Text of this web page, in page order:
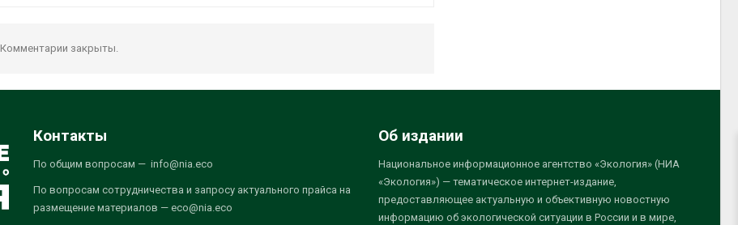
Комментарии закрыты.
Контакты
По общим вопросам — info@nia.eco
По вопросам сотрудничества и запросу актуального прайса на
размещение материалов — eco@nia.eco
Об издании
Национальное информационное агентство «Экология» (НИА
«Экология») — тематическое интернет-издание,
предоставляющее актуальную и объективную новостную
информацию об экологической ситуации в России и в мире,